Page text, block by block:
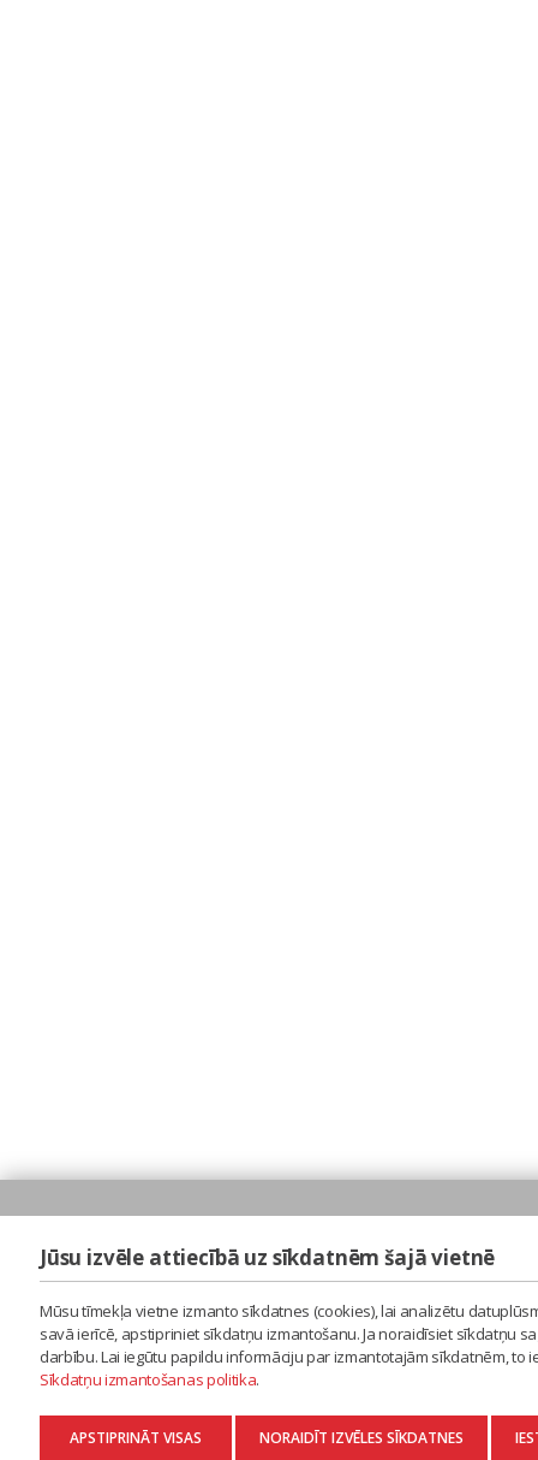
Jūsu izvēle attiecībā uz sīkdatnēm šajā vietnē
Mūsu tīmekļa vietne izmanto sīkdatnes (cookies), lai analizētu
savā ierīcē, apstipriniet sīkdatņu izmantošanu. Ja noraidīsiet sīkdatņu
darbību. Lai iegūtu papildu informāciju par izmantotajām sīkdatnēm,
Sīkdatņu izmantošanas politika.
APSTIPRINĀT VISAS NORAIDĪT IZVĒLES SĪKDATNES